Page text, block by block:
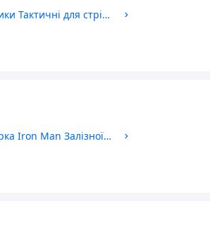
Активні навушники Тактичні для стрільби Walker's Razor Військові електронні Армійські навушники Військові електронні навушники
Колекційна Фігурка Iron Man Залізної Людини Броня Mark L Marvel Месники